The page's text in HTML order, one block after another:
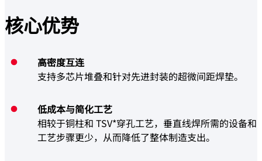
核心优势
高密度互连
支持多芯片堆叠和针对先进封装的超微间距焊垫。
低成本与简化工艺
相较于铜柱和 TSV*穿孔工艺，垂直线焊所需的设备和
工艺步骤更少，从而降低了整体制造支出。